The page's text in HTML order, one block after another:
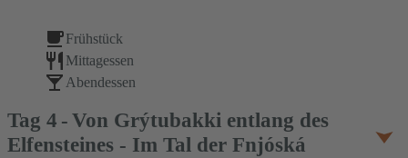
Frühstück
Mittagessen
Abendessen
Tag 4
Von Grýtubakki entlang des
Elfensteines - Im Tal der Fnjóská